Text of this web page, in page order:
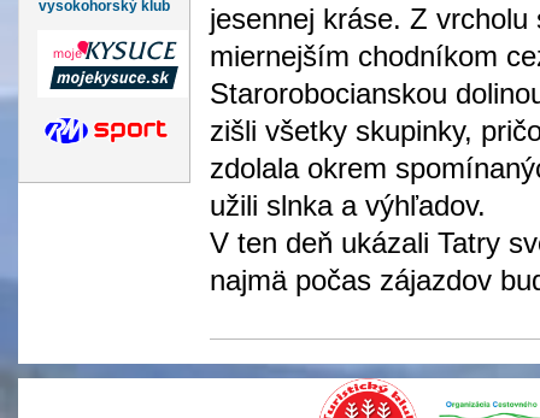
vysokohorský klub
jesennej kráse. Z
miernejším chodníkom
Starorobocianskou
zišli všetky skupinky,
zdolala okrem
užili slnka a výhľadov.
V ten deň ukázali Tatry
najmä počas zájazdov